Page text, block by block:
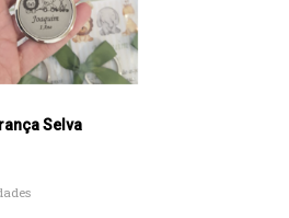
Selva